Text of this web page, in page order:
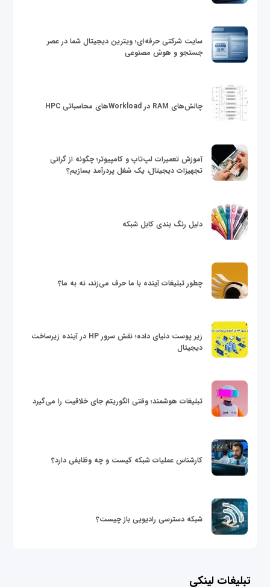
سایت شرکتی حرفه‌ای؛ ویترین دیجیتال شما در عصر
جستجو و هوش مصنوعی
چالش‌های RAM در Workloadهای محاسباتی HPC
آموزش تعمیرات لپ‌تاپ و کامپیوتر؛ چگونه از گرانی
تجهیزات دیجیتال، یک شغل پردرآمد بسازیم؟
دلیل رنگ بندی کابل شبکه
چطور تبلیغات آینده با ما حرف می‌زند، نه به ما؟
زیر پوست دنیای داده؛ نقش سرور HP در آینده زیرساخت
دیجیتال
تبلیغات هوشمند؛ وقتی الگوریتم جای خلاقیت را می‌گیرد
کارشناس عملیات شبکه کیست و چه وظایفی دارد؟
شبکه دسترسی رادیویی باز چیست؟
تبلیغات لینکی